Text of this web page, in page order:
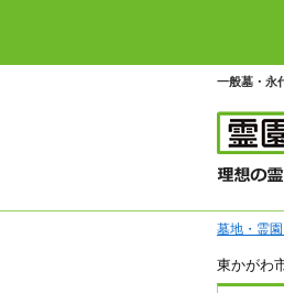
一般墓・永
墓地・霊
東かがわ